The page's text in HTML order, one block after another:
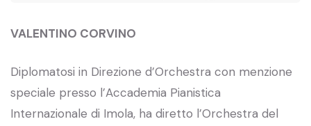
VALENTINO CORVINO
Diplomatosi in Direzione d’Orchestra con menzione
speciale presso l’Accademia Pianistica
Internazionale di Imola, ha diretto l’Orchestra del